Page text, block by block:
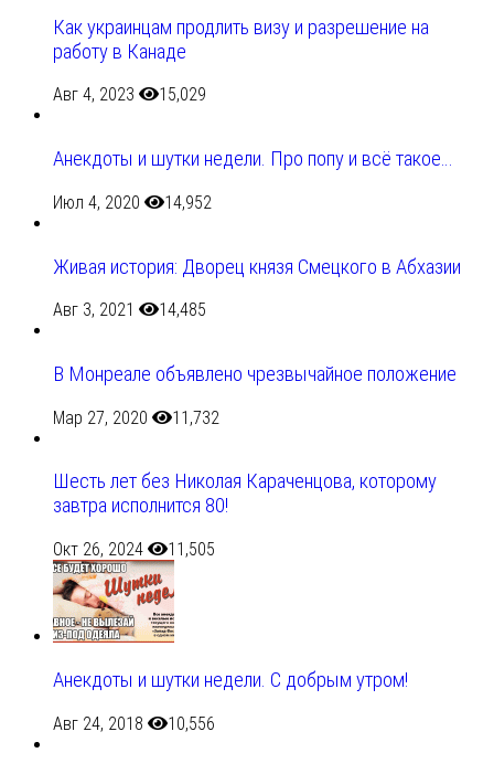
Как украинцам продлить визу и разрешение на
работу в Канаде
Авг 4, 2023 15,029
Анекдоты и шутки недели. Про попу и всё такое…
Июл 4, 2020 14,952
Живая история: Дворец князя Смецкого в Абхазии
Авг 3, 2021 14,485
В Монреале объявлено чрезвычайное положение
Мар 27, 2020 11,732
Шесть лет без Николая Караченцова, которому
завтра исполнится 80!
Окт 26, 2024 11,505
Анекдоты и шутки недели. С добрым утром!
Авг 24, 2018 10,556